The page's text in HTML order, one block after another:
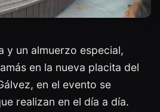
y un almuerzo especial,
en la nueva placita del
en el evento se
realizan en el día a día.